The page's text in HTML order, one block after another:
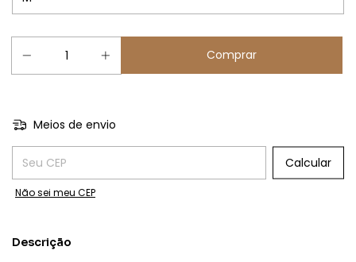
Meios de envio
Entregas para o CEP:
Calcular
Não sei meu CEP
Descrição